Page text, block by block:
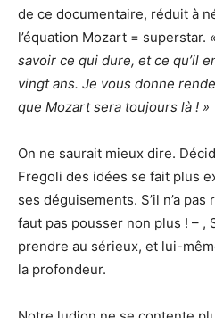
de ce documentaire, réduit à
l’équation Mozart = superstar.
savoir ce qui dure, et ce qu’il
vingt ans. Je vous donne
que Mozart sera toujours là ! »
On ne saurait mieux dire.
Fregoli des idées se fait plus
ses déguisements. S’il n’a
faut pas pousser non plus ! – ,
prendre au sérieux, et lui-
la profondeur.